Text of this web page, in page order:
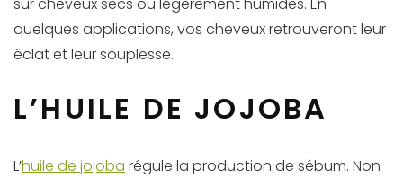
sur cheveux secs ou légèrement humides. En
quelques applications, vos cheveux retrouveront leur
éclat et leur souplesse.
L’HUILE DE JOJOBA
L’huile de jojoba régule la production de sébum. Non